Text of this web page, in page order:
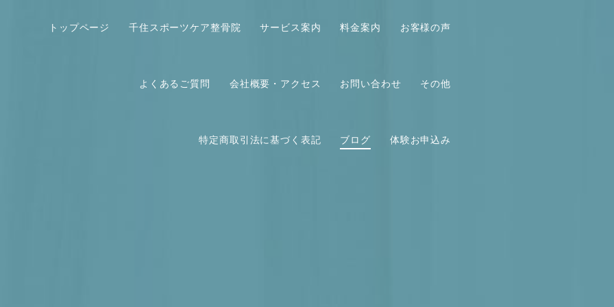
トップページ 千住スポーツケア整骨院 サービス案内 料金案内 お客様の声
よくあるご質問 会社概要・アクセス お問い合わせ その他
特定商取引法に基づく表記 ブログ 体験お申込み